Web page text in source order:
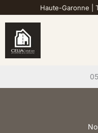
au
contenu
Haute-Garonne